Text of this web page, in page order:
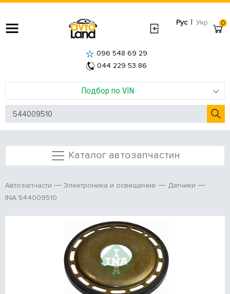
Рус | Укр
Подбор по VIN
096 548 69 29
044 229 53 86
0
Каталог автозапчастин
Автозапчасти Электроника и освещение
Датчики
INA 544009510